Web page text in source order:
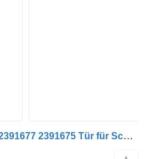
Scania K-Series (01.12-) 2391677 2391675 Tür für Scania K,N,F-series bus (2006-)